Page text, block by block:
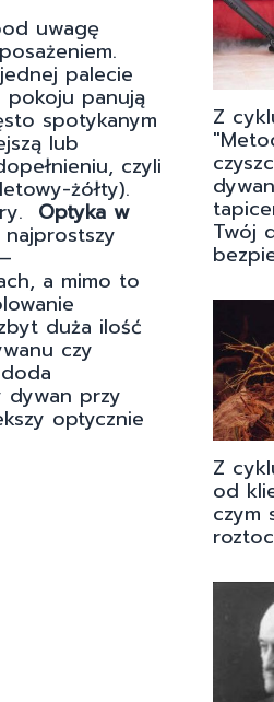
uwagę
palecie
pokoju panują
spotykanym
lub
czyli
żółty).
Optyka w
a mimo to
duża ilość
czy
dywan przy
optycznie
Z
Twój
Z
od
czym